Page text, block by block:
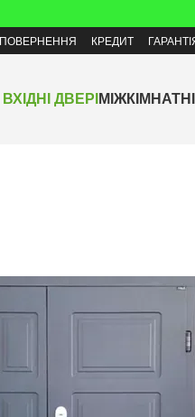
ПОВЕРНЕННЯ КРЕДИТ
ВХІДНІ ДВЕРІ